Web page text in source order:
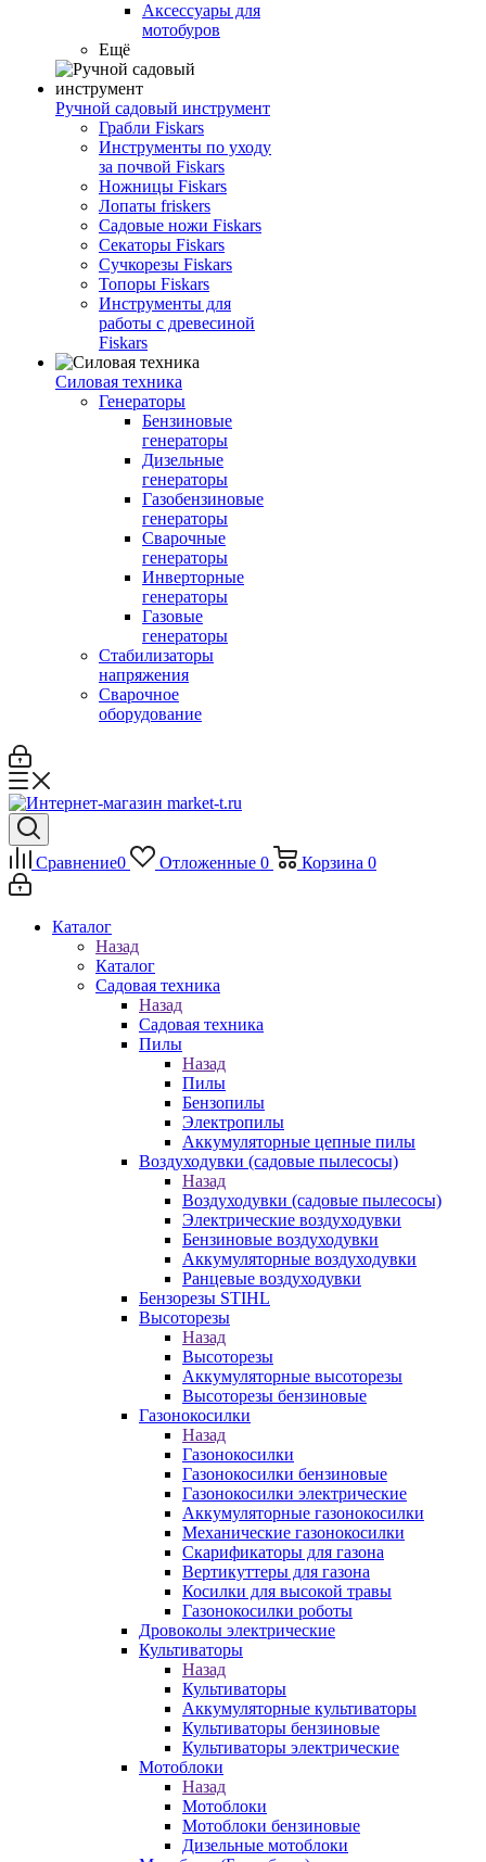
Аксессуары для
мотобуров
Ещё
Ручной садовый инструмент
Грабли Fiskars
Инструменты по уходу
за почвой Fiskars
Ножницы Fiskars
Лопаты friskers
Садовые ножи Fiskars
Секаторы Fiskars
Сучкорезы Fiskars
Топоры Fiskars
Инструменты для
работы с древесиной
Fiskars
Силовая техника
Генераторы
Бензиновые
генераторы
Дизельные
генераторы
Газобензиновые
генераторы
Сварочные
генераторы
Инверторные
генераторы
Газовые
генераторы
Стабилизаторы
напряжения
Cварочное
оборудование
Сравнение0 Отложенные 0 Корзина 0
Каталог
Назад
Каталог
Садовая техника
Назад
Садовая техника
Пилы
Назад
Пилы
Бензопилы
Электропилы
Аккумуляторные цепные пилы
Воздуходувки (садовые пылесосы)
Назад
Воздуходувки (садовые пылесосы)
Электрические воздуходувки
Бензиновые воздуходувки
Аккумуляторные воздуходувки
Ранцевые воздуходувки
Бензорезы STIHL
Высоторезы
Назад
Высоторезы
Аккумуляторные высоторезы
Высоторезы бензиновые
Газонокосилки
Назад
Газонокосилки
Газонокосилки бензиновые
Газонокосилки электрические
Аккумуляторные газонокосилки
Механические газонокосилки
Скарификаторы для газона
Вертикуттеры для газона
Косилки для высокой травы
Газонокосилки роботы
Дровоколы электрические
Культиваторы
Назад
Культиваторы
Аккумуляторные культиваторы
Культиваторы бензиновые
Культиваторы электрические
Мотоблоки
Назад
Мотоблоки
Мотоблоки бензиновые
Дизельные мотоблоки